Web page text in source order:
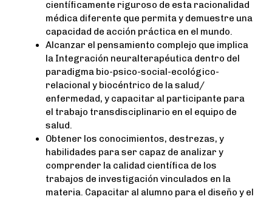
científicamente riguroso de esta racionalidad
médica diferente que permita y demuestre una
capacidad de acción práctica en el mundo.
Alcanzar el pensamiento complejo que implica
la Integración neuralterapéutica dentro del
paradigma bio-psico-social-ecológico-
relacional y biocéntrico de la salud/
enfermedad, y capacitar al participante para
el trabajo transdisciplinario en el equipo de
salud.
Obtener los conocimientos, destrezas, y
habilidades para ser capaz de analizar y
comprender la calidad científica de los
trabajos de investigación vinculados en la
materia. Capacitar al alumno para el diseño y el